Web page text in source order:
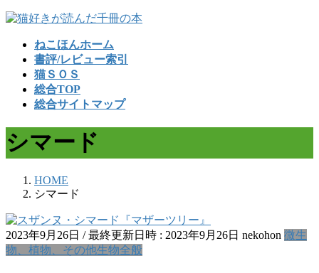
コ
ッ
プ
ナ
移
動
ねこほんホーム
書評/レビュー索引
猫ＳＯＳ
総合TOP
総合サイトマップ
シマード
HOME
シマード
2023年9月26日 / 最終更新日時 : 2023年9月26日 nekohon 微生
物、植物、その他生物全般